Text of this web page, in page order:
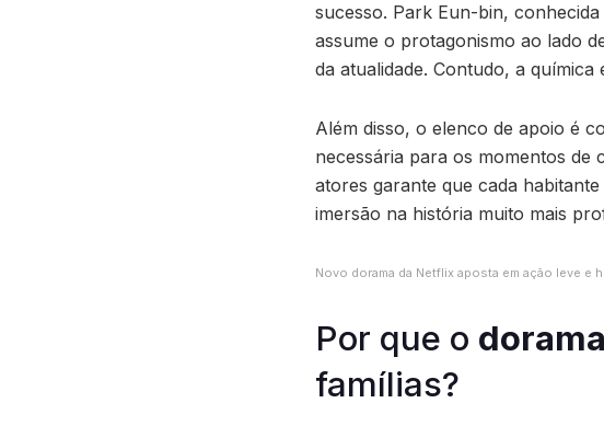
sucesso. Park Eun-bin,
assume o protagonismo ao lado
da atualidade. Contudo, a
Além disso, o elenco de apoio é
necessária para os momentos de
atores garante que cada
imersão na história muito mais
Novo dorama da Netflix aposta em ação leve e
Por que o
famílias?